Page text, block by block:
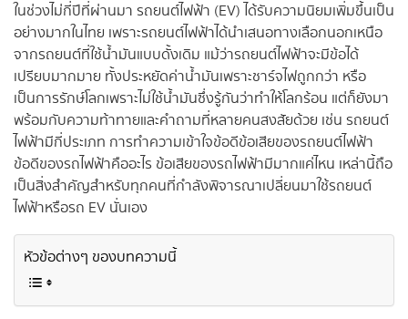
ในช่วงไม่กี่ปีที่ผ่านมา รถยนต์ไฟฟ้า (EV) ได้รับความนิยมเพิ่มขึ้นเป็น
อย่างมากในไทย เพราะรถยนต์ไฟฟ้าได้นำเสนอทางเลือกนอกเหนือ
จากรถยนต์ที่ใช้น้ำมันแบบดั้งเดิม แม้ว่ารถยนต์ไฟฟ้าจะมีข้อได้
เปรียบมากมาย ทั้งประหยัดค่าน้ำมันเพราะชาร์จไฟถูกกว่า หรือ
เป็นการรักษ์โลกเพราะไม่ใช้น้ำมันซึ่งรู้กันว่าทำให้โลกร้อน แต่ก็ยังมา
พร้อมกับความท้าทายและคำถามที่หลายคนสงสัยด้วย เช่น รถยนต์
ไฟฟ้ามีกี่ประเภท การทำความเข้าใจข้อดีข้อเสียของรถยนต์ไฟฟ้า
ข้อดีของรถไฟฟ้าคืออะไร ข้อเสียของรถไฟฟ้ามีมากแค่ไหน เหล่านี้ถือ
เป็นสิ่งสำคัญสำหรับทุกคนที่กำลังพิจารณาเปลี่ยนมาใช้รถยนต์
ไฟฟ้าหรือรถ EV นั่นเอง
หัวข้อต่างๆ ของบทความนี้